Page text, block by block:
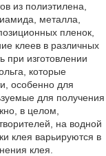
из полиэтилена,
металла,
пленок,
клеев в различных
при изготовлении
которые
особенно для
для получения
в целом,
на водной
клея варьируются в
клея.